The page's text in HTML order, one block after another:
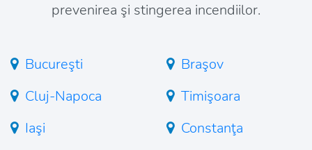
prevenirea şi stingerea incendiilor.
Bucureşti
Braşov
Cluj-Napoca
Timişoara
Iaşi
Constanţa